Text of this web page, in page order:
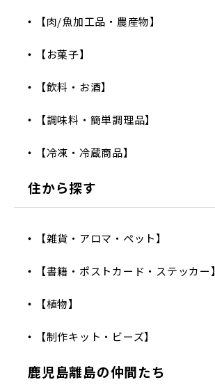
【肉/魚加工品・農産物】
【お菓子】
【飲料・お酒】
【調味料・簡単調理品】
【冷凍・冷蔵商品】
住から探す
【雑貨・アロマ・ペット】
【書籍・ポストカード・ステッカー】
【植物】
【制作キット・ビーズ】
鹿児島離島の仲間たち